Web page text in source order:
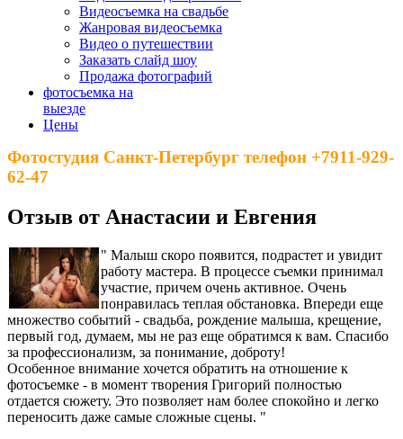
Видеосъемка на свадьбе
Жанровая видеосъемка
Видео о путешествии
Заказать слайд шоу
Продажа фотографий
фотосъемка на
выезде
Цены
Фотостудия Санкт-Петербург телефон +7911-929-
62-47
Отзыв от Анастасии и Евгения
" Малыш скоро появится, подрастет и увидит
работу мастера. В процессе съемки принимал
участие, причем очень активное. Очень
понравилась теплая обстановка. Впереди еще
множество событий - свадьба, рождение малыша, крещение,
первый год, думаем, мы не раз еще обратимся к вам. Спасибо
за профессионализм, за понимание, доброту!
Особенное внимание хочется обратить на отношение к
фотосъемке - в момент творения Григорий полностью
отдается сюжету. Это позволяет нам более спокойно и легко
переносить даже самые сложные сцены. "